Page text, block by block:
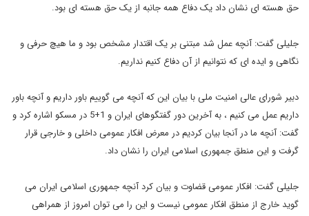
حق هسته ای نشان داد یک دفاع همه جانبه از یک حق هسته ای بود.
جلیلی گفت: آنچه عمل شد مبتنی بر یک اقتدار مشخص بود و ما هیچ حرفی و
نگاهی و ایده ای که نتوانیم از آن دفاع کنیم نداریم.
دبیر شورای عالی امنیت ملی با بیان این که آنچه می گوییم باور داریم و آنچه باور
داریم عمل می کنیم ، به آخرین دور گفتگوهای ایران و 1+5 در مسکو اشاره کرد و
گفت: آنچه ما در آنجا بیان کردیم در معرض افکار عمومی داخلی و خارجی قرار
گرفت و این منطق جمهوری اسلامی ایران را نشان داد.
جلیلی گفت: افکار عمومی قضاوت و بیان کرد آنچه جمهوری اسلامی ایران می
گوید خارج از منطق افکار عمومی نیست و این را می توان امروز از همراهی